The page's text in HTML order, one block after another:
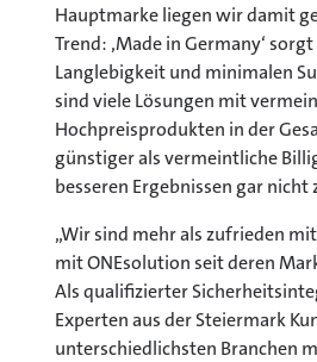
Hauptmarke liegen wir damit
Trend: ‚Made in Germany‘
Langlebigkeit und minimalen
sind viele Lösungen mit
Hochpreisprodukten in der
günstiger als vermeintliche
besseren Ergebnissen gar nicht
„Wir sind mehr als zufrieden
mit ONEsolution seit deren
Als qualifizierter
Experten aus der Steiermark
unterschiedlichsten Branchen